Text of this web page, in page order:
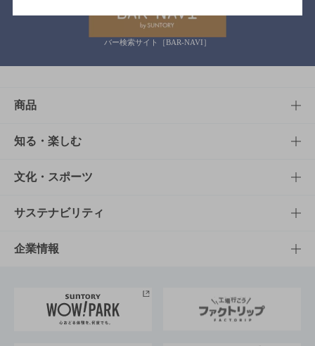
バー検索サイト［BAR-NAVI］
商品
商品TOP
商品一覧
商品発売情報
栄養成分一覧
知る・楽しむ
知る・楽しむTOP
キャンペーン
工場見学
地域情報
文化・スポーツ
文化・スポーツTOP
サントリーホール
サントリーサンバーズ大阪
サステナビリティ
サステナビリティTOP
サントリーが考えるサステナビリティ経営
企業情報
企業概要